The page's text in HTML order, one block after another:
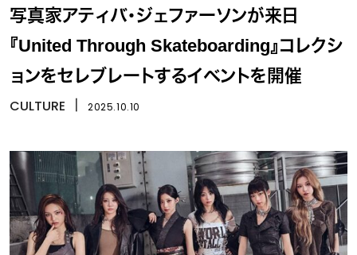
写真家アティバ・ジェファーソンが来日
『United Through Skateboarding』コレクシ
ョンをセレブレートするイベントを開催
CULTURE 2025.10.10